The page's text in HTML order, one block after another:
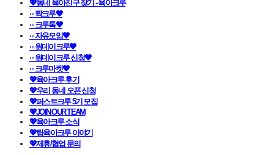
💖동네 육아친구 찾기 - 육아크루
· · 짝크루🧡
· · 크루톡🧡
· · 자유모임🧡
· · 원데이크루🧡
· · 원데이크루 신청🧡
· · 크루마켓🧡
💖육아크루 후기
💖우리 동네 오픈 신청
💖퍼스트크루 5기 모집
💖JOIN OUR TEAM
💖육아크루 소식
💖팀육아크루 이야기
💖제휴/협업 문의